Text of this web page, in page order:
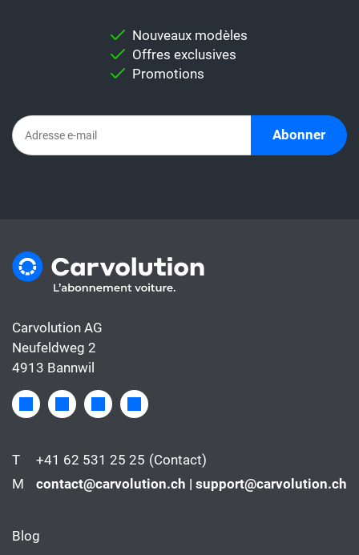
comparaison individuelle.
Important:Ne comparez jamais
abonnement automobile. En effet,
l'abonnement comprend déjà tous les coûts
de la voiture, alors que le taux de leasing ne
Nouveaux modèles
Offres exclusives
Promotions
Abonner
Carvolution AG
Neufeldweg 2
4913 Bannwil
T +41 62 531 25 25 (Contact)
M
contact@carvolution.ch | support@carvolution.ch
Blog